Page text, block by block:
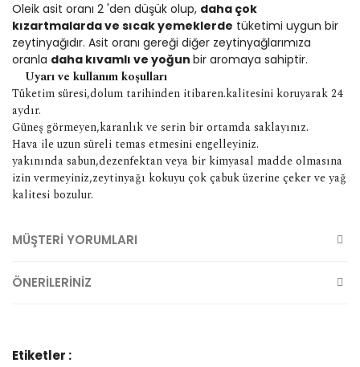
Oleik asit oranı 2 'den düşük olup, daha çok
kızartmalarda ve sıcak yemeklerde tüketimi uygun bir
zeytinyağıdır. Asit oranı gereği diğer zeytinyağlarımıza
oranla daha kıvamlı ve yoğun bir aromaya sahiptir.
Uyarı ve kullanım koşulları
Tüketim süresi,dolum tarihinden itibaren.kalitesini koruyarak 24
aydır.
Güneş görmeyen,karanlık ve serin bir ortamda saklayınız.
Hava ile uzun süreli temas etmesini engelleyiniz.
yakınında sabun,dezenfektan veya bir kimyasal madde olmasına
izin vermeyiniz,zeytinyağı kokuyu çok çabuk üzerine çeker ve yağ
kalitesi bozulur.
MÜŞTERİ YORUMLARI
ÖNERİLERİNİZ
Etiketler :